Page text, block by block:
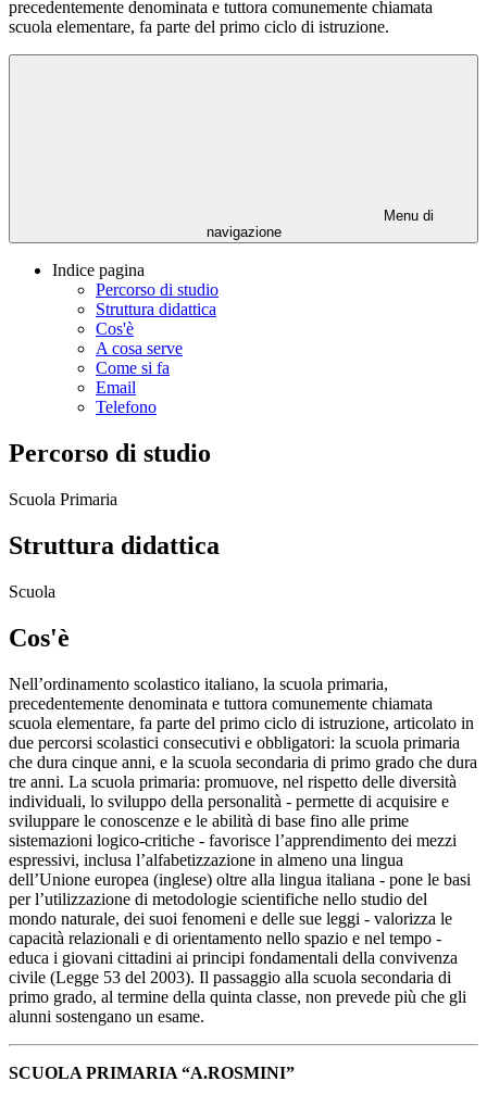
precedentemente denominata e tuttora comunemente chiamata
scuola elementare, fa parte del primo ciclo di istruzione.
Menu di
navigazione
Indice pagina
Percorso di studio
Struttura didattica
Cos'è
A cosa serve
Come si fa
Email
Telefono
Percorso di studio
Scuola Primaria
Struttura didattica
Scuola
Cos'è
Nell’ordinamento scolastico italiano, la scuola primaria,
precedentemente denominata e tuttora comunemente chiamata
scuola elementare, fa parte del primo ciclo di istruzione, articolato in
due percorsi scolastici consecutivi e obbligatori: la scuola primaria
che dura cinque anni, e la scuola secondaria di primo grado che dura
tre anni. La scuola primaria: promuove, nel rispetto delle diversità
individuali, lo sviluppo della personalità - permette di acquisire e
sviluppare le conoscenze e le abilità di base fino alle prime
sistemazioni logico-critiche - favorisce l’apprendimento dei mezzi
espressivi, inclusa l’alfabetizzazione in almeno una lingua
dell’Unione europea (inglese) oltre alla lingua italiana - pone le basi
per l’utilizzazione di metodologie scientifiche nello studio del
mondo naturale, dei suoi fenomeni e delle sue leggi - valorizza le
capacità relazionali e di orientamento nello spazio e nel tempo -
educa i giovani cittadini ai principi fondamentali della convivenza
civile (Legge 53 del 2003). Il passaggio alla scuola secondaria di
primo grado, al termine della quinta classe, non prevede più che gli
alunni sostengano un esame.
SCUOLA PRIMARIA “A.ROSMINI”